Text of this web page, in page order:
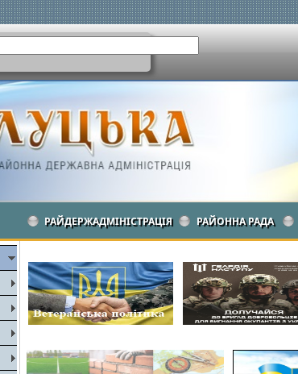
РАЙДЕРЖАДМІНІСТРАЦІЯ РАЙОННА РАДА